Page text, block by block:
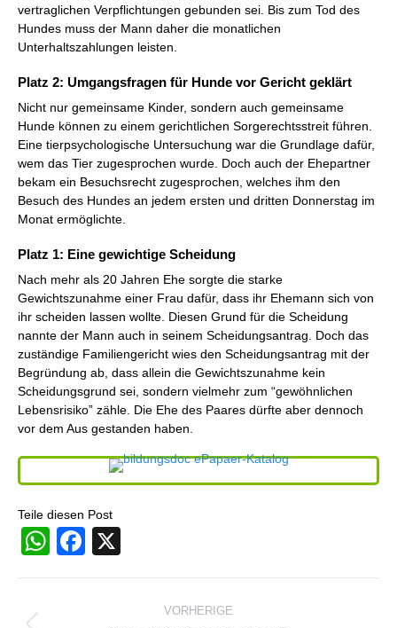
vertraglichen Verpflichtungen gebunden sei. Bis zum Tod des
Hundes muss der Mann daher die monatlichen
Unterhaltszahlungen leisten.
Platz 2: Umgangsfragen für Hunde vor Gericht geklärt
Nicht nur gemeinsame Kinder, sondern auch gemeinsame
Hunde können zu einem gerichtlichen Sorgerechtsstreit führen.
Eine tierpsychologische Untersuchung war die Grundlage dafür,
wem das Tier zugesprochen wurde. Doch auch der Ehepartner
bekam ein Besuchsrecht zugesprochen, welches ihm den
Besuch des Hundes an jedem ersten und dritten Donnerstag im
Monat ermöglichte.
Platz 1: Eine gewichtige Scheidung
Nach mehr als 20 Jahren Ehe sorgte die starke
Gewichtszunahme einer Frau dafür, dass ihr Ehemann sich von
ihr scheiden lassen wollte. Diesen Grund für die Scheidung
nannte der Mann auch in seinem Scheidungsantrag. Doch das
zuständige Familiengericht wies den Scheidungsantrag mit der
Begründung ab, dass allein die Gewichtszunahme kein
Scheidungsgrund sei, sondern vielmehr zum “gewöhnlichen
Lebensrisiko” zähle. Die Ehe des Paares dürfte aber dennoch
vor dem Aus gestanden haben.
Teile diesen Post
WhatsApp
Facebook
VORHERIGE